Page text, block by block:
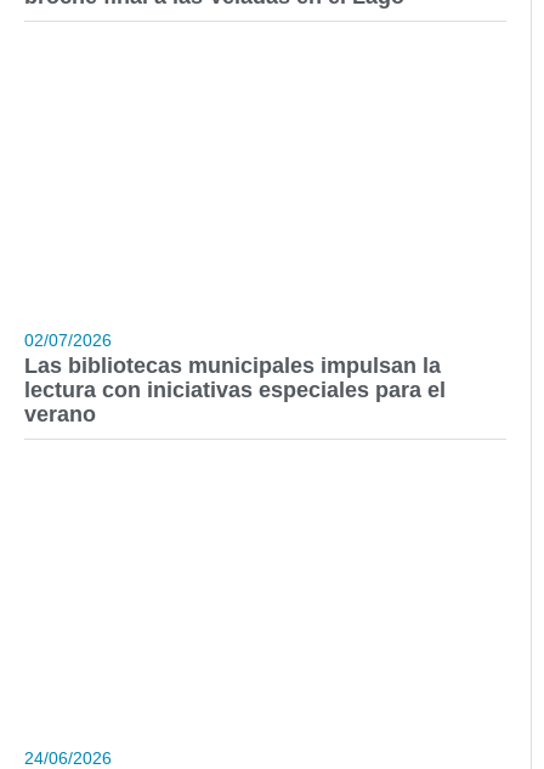
02/07/2026
Las bibliotecas municipales impulsan la
lectura con iniciativas especiales para el
verano
24/06/2026